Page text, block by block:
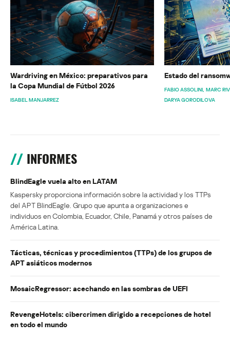
Wardriving en México: preparativos para
la Copa Mundial de Fútbol 2026
ISABEL MANJARREZ
Estado del
FABIO ASSOLINI MARC
DARYA GORODILOVA
INFORMES
BlindEagle vuela alto en LATAM
Kaspersky proporciona información sobre la actividad y los TTPs
del APT BlindEagle. Grupo que apunta a organizaciones e
individuos en Colombia, Ecuador, Chile, Panamá y otros países de
América Latina.
Tácticas, técnicas y procedimientos (TTPs) de los grupos de
APT asiáticos modernos
MosaicRegressor: acechando en las sombras de UEFI
RevengeHotels: cibercrimen dirigido a recepciones de hotel
en todo el mundo